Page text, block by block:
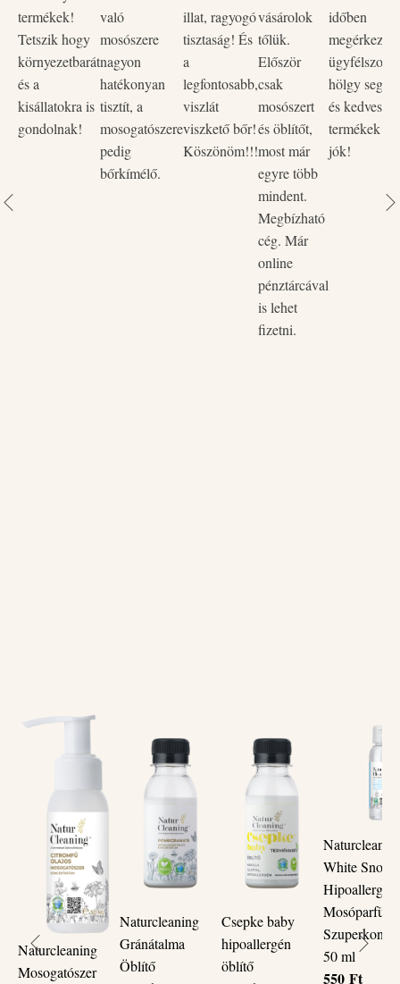
textíliához. Bambusz pelenkák mosásához is megfelelő.
Biztonságos használat már újszülött kortól.
0+Az újszülöttek ruháinak mosásához a 0+ jellel
ellátott allergénmentes és illatmentes Csepke Baby
mosógélt és öblítőt javasoljuk.
Ha szeretne illatos mosószert használni, 3 hónapos
kortól javasoljuk a szintén allergénmentes, illóolajokkal
illatosított 3+ jellel ellátott Csepke Baby termékeket.
termékek!
Tetszik hogy
környezetbarát
és a
kisállatokra is
gondolnak!
való
mosószere
nagyon
hatékonyan
tisztít, a
mosogatószere
pedig
bőrkímélő.
illat, ragyogó
tisztaság! És
a
legfontosabb,
viszlát
viszkető bőr!
Köszönöm!!!
vásárolok
tőlük.
Először
csak
mosószert
és öblítőt,
most már
egyre több
mindent.
Megbízható
cég. Már
online
pénztárcával
is lehet
fizetni.
időben
hölgy
és kedves
termékek
jók!
Naturcleaning
Mosogatószer
Naturcleaning
Gránátalma
Öblítő
Csepke baby
hipoallergén
öblítő
White Snow
Hipoallergén
Mosóparfüm
50 ml
550 Ft